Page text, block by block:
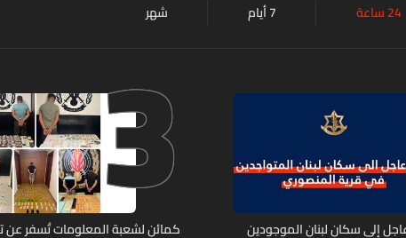
24 ساعة 7 أيام شهر
عاجل إلى سكان لبنان الموجودين
3